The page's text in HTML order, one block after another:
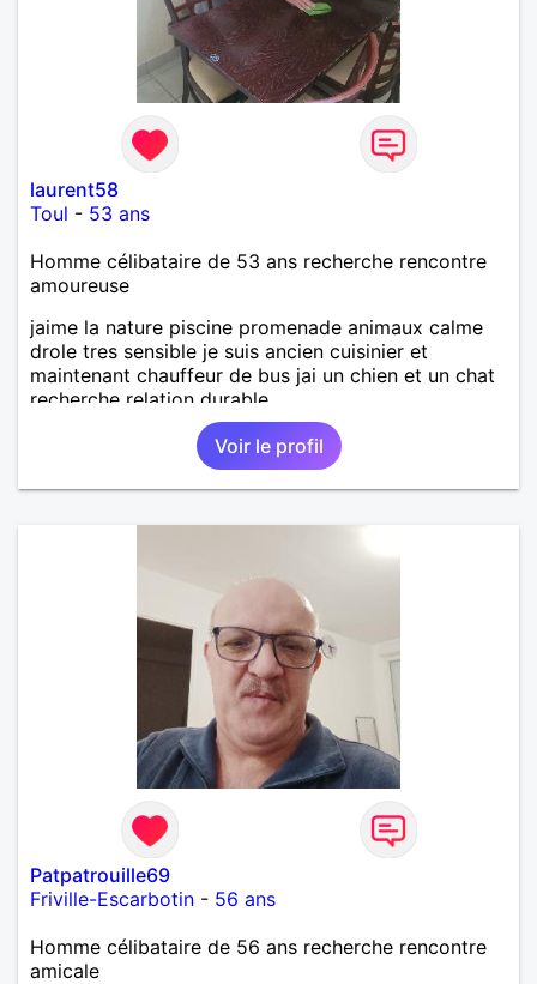
laurent58
Toul - 53 ans
Homme célibataire de 53 ans recherche rencontre
amoureuse
jaime la nature piscine promenade animaux calme
drole tres sensible je suis ancien cuisinier et
maintenant chauffeur de bus jai un chien et un chat
recherche relation durable
Voir le profil
Patpatrouille69
Friville-Escarbotin - 56 ans
Homme célibataire de 56 ans recherche rencontre
amicale